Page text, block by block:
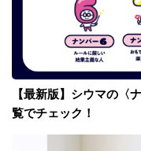
【最新版】シウマの〈
覧でチェック！